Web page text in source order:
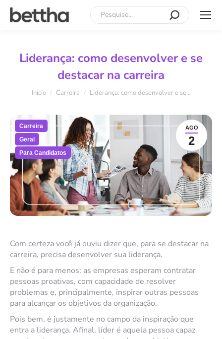
Search:
Liderança: como desenvolver e se
destacar na carreira
Você está aqui:
Início Carreira Liderança: como desenvolver e se…
AGO
2
Carreira
Geral
Para Candidatos
Com certeza você já ouviu dizer que, para se destacar na
carreira, precisa desenvolver sua liderança.
E não é para menos: as empresas esperam contratar
pessoas proativas, com capacidade de resolver
problemas e, principalmente, inspirar outras pessoas
para alcançar os objetivos da organização.
Pois bem, é justamente no campo da inspiração que
entra a liderança. Afinal, líder é aquela pessoa capaz